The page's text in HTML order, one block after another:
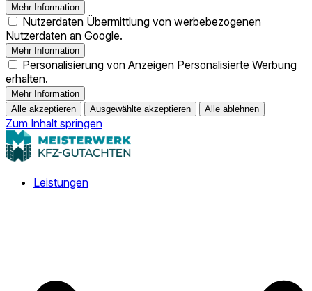
Mehr Information
Nutzerdaten Übermittlung von werbebezogenen
Nutzerdaten an Google.
Mehr Information
Personalisierung von Anzeigen Personalisierte Werbung
erhalten.
Mehr Information
Alle akzeptieren
Ausgewählte akzeptieren Alle ablehnen
Zum Inhalt springen
Leistungen